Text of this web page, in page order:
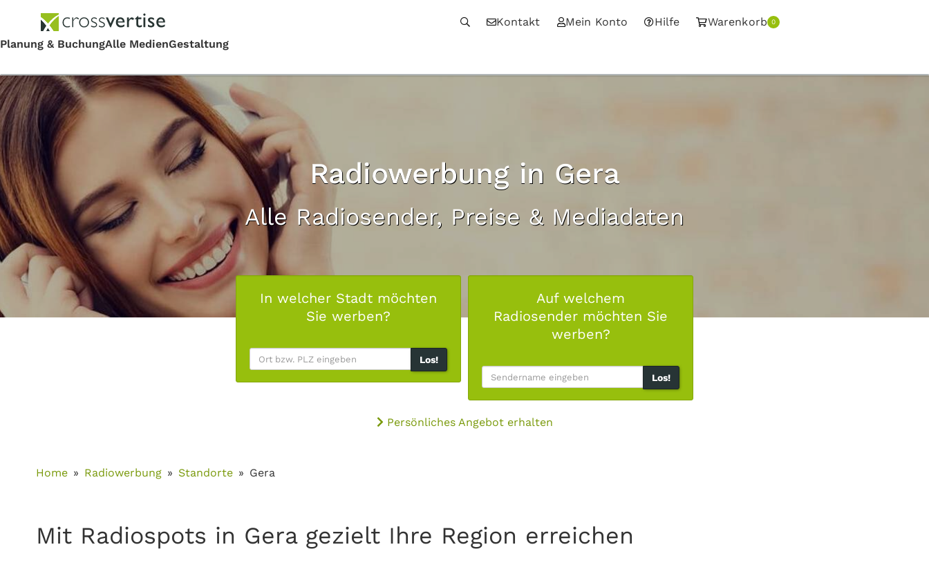
Kontakt Mein Konto Hilfe Warenkorb 0
Radiowerbung in Gera
Alle Radiosender, Preise & Mediadaten
In welcher Stadt möchten
Sie werben?
Los!
Auf welchem
Radiosender möchten Sie
werben?
Los!
Persönliches Angebot erhalten
Home Radiowerbung Standorte Gera
Mit Radiospots in Gera gezielt Ihre Region erreichen